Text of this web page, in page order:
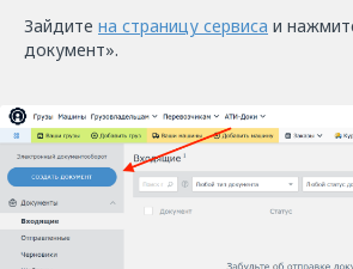
Зайдите на страницу сервиса и
документ».